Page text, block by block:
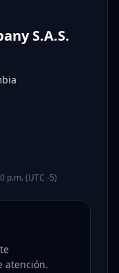
S.A.S.
p.m. (UTC -5)
atención.